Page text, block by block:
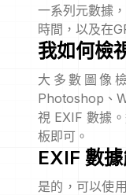
一系列元數據
時間，以及在
我如何檢
大多數圖像
Photoshop、
視 EXIF 數據
板即可。
EXIF 數
是的，可以使